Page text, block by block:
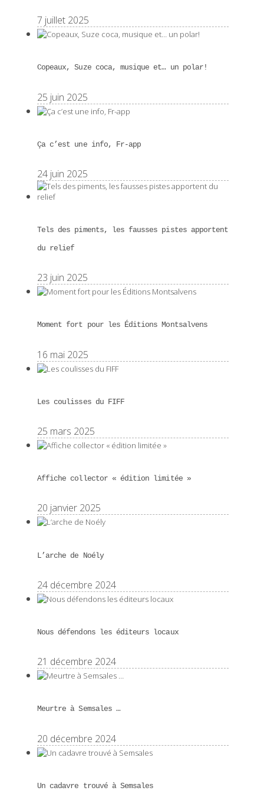
7 juillet 2025
Copeaux, Suze coca, musique et… un polar!
25 juin 2025
Ça c’est une info, Fr-app
24 juin 2025
Tels des piments, les fausses pistes apportent
du relief
23 juin 2025
Moment fort pour les Éditions Montsalvens
16 mai 2025
Les coulisses du FIFF
25 mars 2025
Affiche collector « édition limitée »
20 janvier 2025
L’arche de Noély
24 décembre 2024
Nous défendons les éditeurs locaux
21 décembre 2024
Meurtre à Semsales …
20 décembre 2024
Un cadavre trouvé à Semsales